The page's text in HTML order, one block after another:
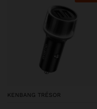
KENBANG TRÉSOR